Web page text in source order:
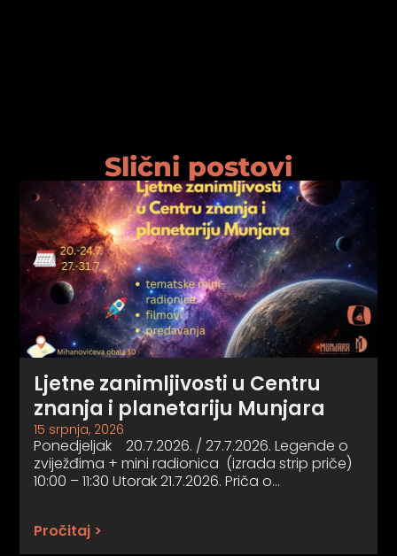
Slični postovi
Ljetne zanimljivosti u Centru
znanja i planetariju Munjara
15 srpnja, 2026
Ponedjeljak 20.7.2026. / 27.7.2026. Legende o
zviježđima + mini radionica (izrada strip priče)
10:00 – 11:30 Utorak 21.7.2026. Priča o…
Pročitaj >